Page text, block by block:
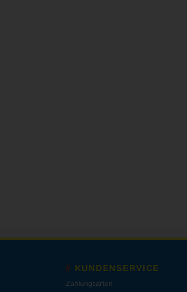
KUNDENSERVICE
Zahlungsarten